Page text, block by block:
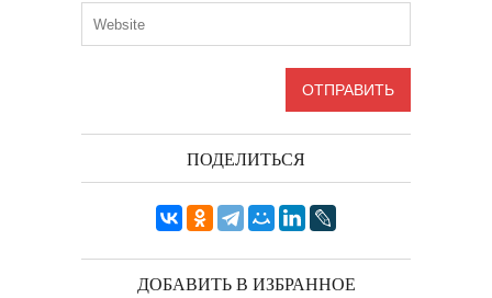
ПОДЕЛИТЬСЯ
ДОБАВИТЬ В ИЗБРАННОЕ